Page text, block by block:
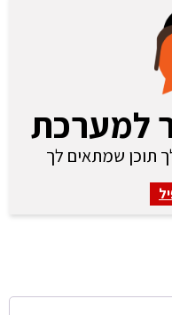
למערכת
תוכן שמתאים לך